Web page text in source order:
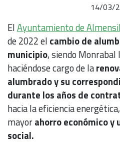
14/03/
ElAyuntamiento de
de 2022 el cambio de
municipio, siendo Monrabal
haciéndose cargo de la
alumbrado y su
durante los años de
hacia la eficiencia
mayorahorro económico y
social.